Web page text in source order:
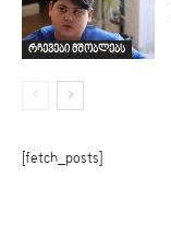
რჩევები მშობლებს
[fetch_posts]